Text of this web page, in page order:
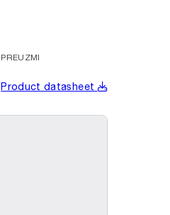
PREUZMI
Product datasheet